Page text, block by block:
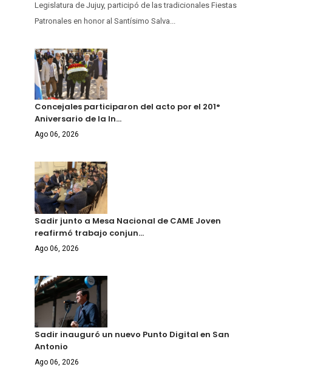
Legislatura de Jujuy, participó de las tradicionales Fiestas
Patronales en honor al Santísimo Salva...
Concejales participaron del acto por el 201°
Aniversario de la In…
Ago 06, 2026
Sadir junto a Mesa Nacional de CAME Joven
reafirmó trabajo conjun…
Ago 06, 2026
Sadir inauguró un nuevo Punto Digital en San
Antonio
Ago 06, 2026